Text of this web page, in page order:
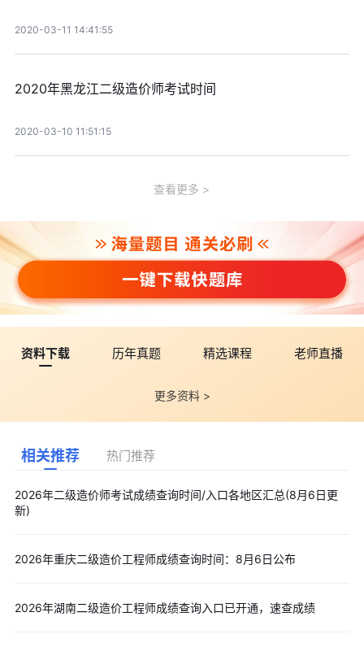
2020-03-11 14:41:55
2020年黑龙江二级造价师考试时间
2020-03-10 11:51:15
查看更多
资料下载 历年真题 精选课程 老师直播
更多资料 >
相关推荐 热门推荐
2026年二级造价师考试成绩查询时间/入口各地区汇总(8月6日更
新)
2026年重庆二级造价工程师成绩查询时间：8月6日公布
2026年湖南二级造价工程师成绩查询入口已开通，速查成绩